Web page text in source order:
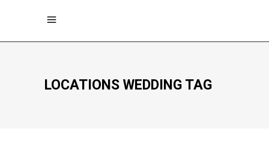
LOCATIONS WEDDING TAG